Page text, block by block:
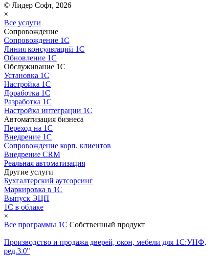
© Лидер Софт, 2026
×
Все услуги
Сопровождение
Сопровождение 1С
Линия консультаций 1С
Обновление 1С
Обслуживание 1С
Установка 1С
Настройка 1С
Доработка 1С
Разработка 1С
Настройка интеграции 1С
Автоматизация бизнеса
Переход на 1С
Внедрение 1С
Сопровождение корп. клиентов
Внедрение CRM
Реальная автоматизация
Другие услуги
Бухгалтерский аутсорсинг
Маркировка в 1С
Выпуск ЭЦП
1С в облаке
×
Все программы 1С Собственный продукт
Производство и продажа дверей, окон, мебели для 1С:УНФ,
ред.3.0"